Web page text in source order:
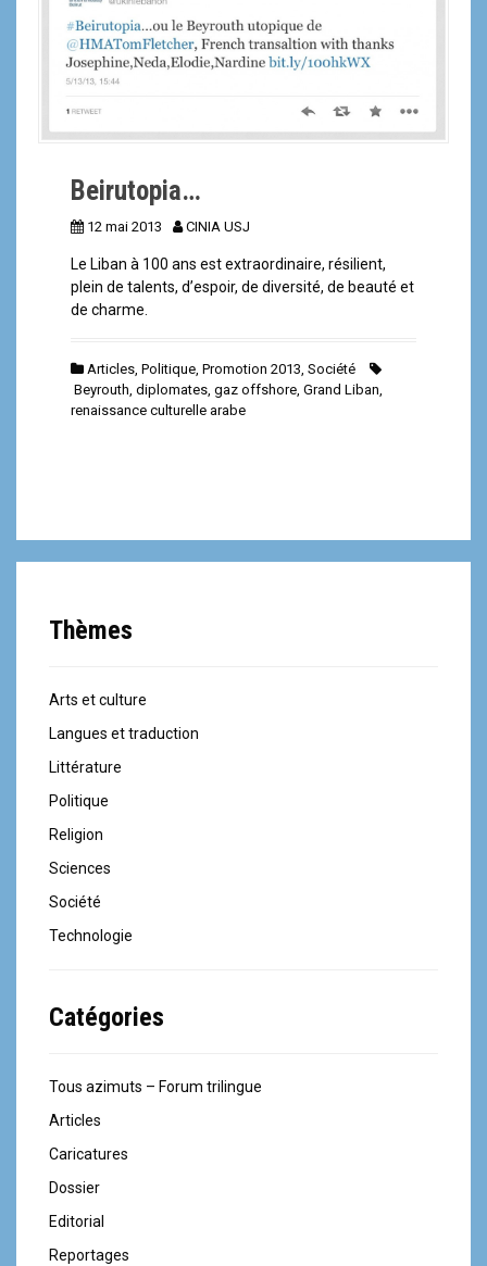
Beirutopia…
12 mai 2013 CINIA USJ
Le Liban à 100 ans est extraordinaire, résilient,
plein de talents, d’espoir, de diversité, de beauté et
de charme.
Articles, Politique, Promotion 2013, Société
Beyrouth, diplomates, gaz offshore, Grand Liban,
renaissance culturelle arabe
Thèmes
Arts et culture
Langues et traduction
Littérature
Politique
Religion
Sciences
Société
Technologie
Catégories
Tous azimuts – Forum trilingue
Articles
Caricatures
Dossier
Editorial
Reportages